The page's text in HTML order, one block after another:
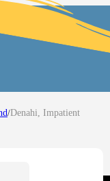
/Denahi, Impatient